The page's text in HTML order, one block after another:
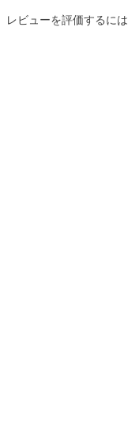
レビューを評価するには